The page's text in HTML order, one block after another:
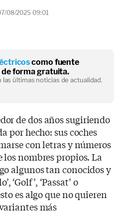
08/2025 09:01
como fuente
forma gratuita.
últimas noticias de actualidad.
de dos años sugiriendo
por hecho: sus coches
con letras y números
los nombres propios. La
algunos tan conocidos y
‘Golf’, ‘Passat’ o
es algo que no quieren
más